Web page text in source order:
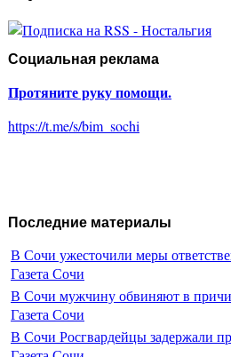
Социальная реклама
Протяните руку помощи.
https://t.me/s/bim_sochi
Последние материалы
В Сочи ужесточили меры
Газета Сочи
В Сочи мужчину обвиняют в
Газета Сочи
В Сочи Росгвардейцы задержали